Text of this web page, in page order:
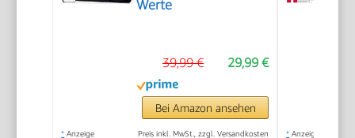
Werte
29,99 €
39,99 €
Bei Amazon ansehen
* Anzeige Preis inkl. MwSt., zzgl. Versandkosten * Anzeige